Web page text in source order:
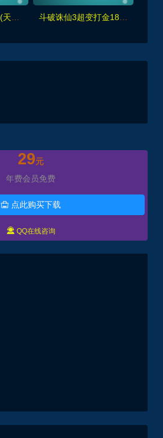
29元
年费会员免费
 点此购买下载
 QQ在线咨询